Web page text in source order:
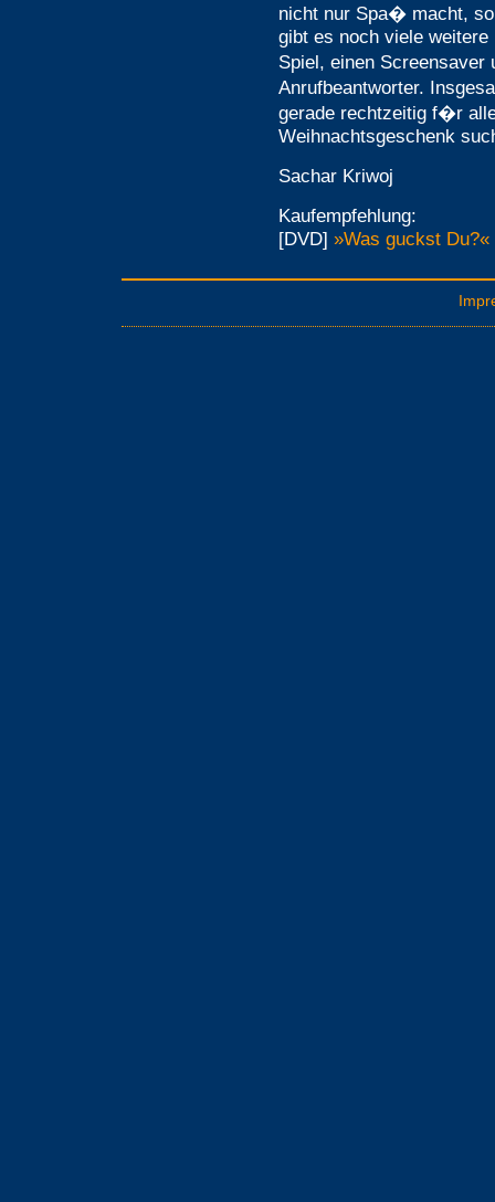
nicht nur Spa� macht,
gibt es noch viele
Spiel, einen
Anrufbeantworter.
gerade rechtzeitig f�r
Weihnachtsgeschenk
Sachar Kriwoj
Kaufempfehlung:
[DVD] »Was guckst